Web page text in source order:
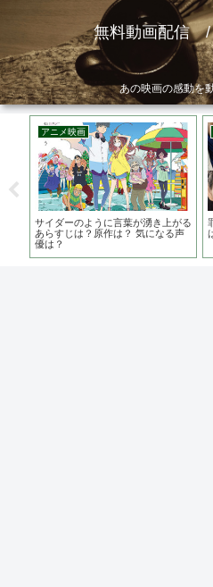
無料動画配信
あの映画の感動を
アニメ映画
サイダーのように言葉が湧き上がる
あらすじは？原作は？ 気になる声
優は？